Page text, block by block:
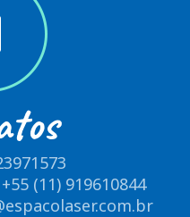
(11) 919610844